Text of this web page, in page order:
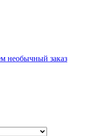
необычный заказ